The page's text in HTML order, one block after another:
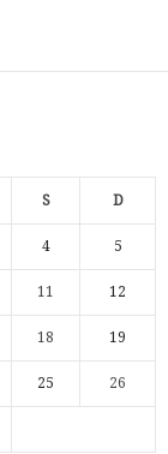
S D
4 5
11 12
18 19
25 26